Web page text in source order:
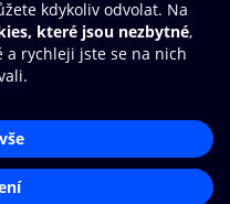
O2 Knihovna
své e-knihy a